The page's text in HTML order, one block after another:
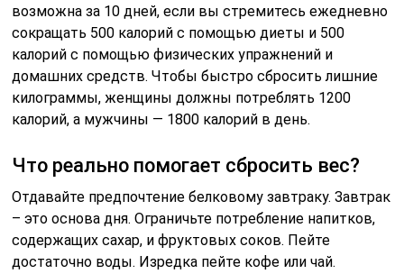
возможна за 10 дней, если вы стремитесь ежедневно
сокращать 500 калорий с помощью диеты и 500
калорий с помощью физических упражнений и
домашних средств. Чтобы быстро сбросить лишние
килограммы, женщины должны потреблять 1200
калорий, а мужчины — 1800 калорий в день.
Что реально помогает сбросить вес?
Отдавайте предпочтение белковому завтраку. Завтрак
– это основа дня. Ограничьте потребление напитков,
содержащих сахар, и фруктовых соков. Пейте
достаточно воды. Изредка пейте кофе или чай.